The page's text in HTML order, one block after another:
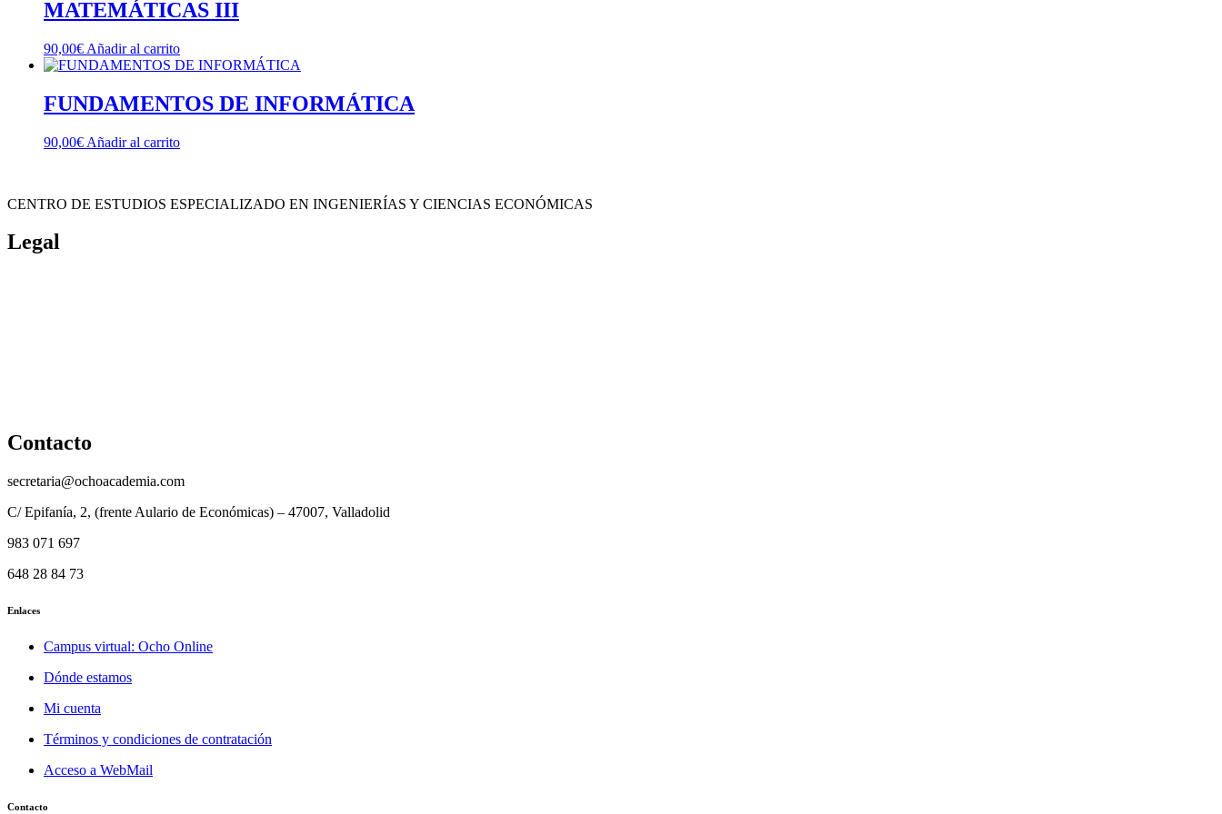
MATEMÁTICAS III
90,00€ Añadir al carrito
FUNDAMENTOS DE INFORMÁTICA
90,00€ Añadir al carrito
CENTRO DE ESTUDIOS ESPECIALIZADO EN INGENIERÍAS Y CIENCIAS ECONÓMICAS
Legal
Contacto
secretaria@ochoacademia.com
C/ Epifanía, 2, (frente Aulario de Económicas) – 47007, Valladolid
983 071 697
648 28 84 73
Enlaces
Campus virtual: Ocho Online
Dónde estamos
Mi cuenta
Términos y condiciones de contratación
Acceso a WebMail
Contacto